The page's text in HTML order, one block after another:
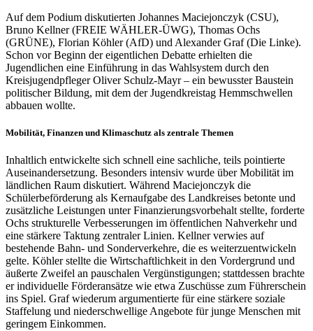
Auf dem Podium diskutierten Johannes Maciejonczyk (CSU),
Bruno Kellner (FREIE WÄHLER-ÜWG), Thomas Ochs
(GRÜNE), Florian Köhler (AfD) und Alexander Graf (Die Linke).
Schon vor Beginn der eigentlichen Debatte erhielten die
Jugendlichen eine Einführung in das Wahlsystem durch den
Kreisjugendpfleger Oliver Schulz-Mayr – ein bewusster Baustein
politischer Bildung, mit dem der Jugendkreistag Hemmschwellen
abbauen wollte.
Mobilität, Finanzen und Klimaschutz als zentrale Themen
Inhaltlich entwickelte sich schnell eine sachliche, teils pointierte
Auseinandersetzung. Besonders intensiv wurde über Mobilität im
ländlichen Raum diskutiert. Während Maciejonczyk die
Schülerbeförderung als Kernaufgabe des Landkreises betonte und
zusätzliche Leistungen unter Finanzierungsvorbehalt stellte, forderte
Ochs strukturelle Verbesserungen im öffentlichen Nahverkehr und
eine stärkere Taktung zentraler Linien. Kellner verwies auf
bestehende Bahn- und Sonderverkehre, die es weiterzuentwickeln
gelte. Köhler stellte die Wirtschaftlichkeit in den Vordergrund und
äußerte Zweifel an pauschalen Vergünstigungen; stattdessen brachte
er individuelle Förderansätze wie etwa Zuschüsse zum Führerschein
ins Spiel. Graf wiederum argumentierte für eine stärkere soziale
Staffelung und niederschwellige Angebote für junge Menschen mit
geringem Einkommen.